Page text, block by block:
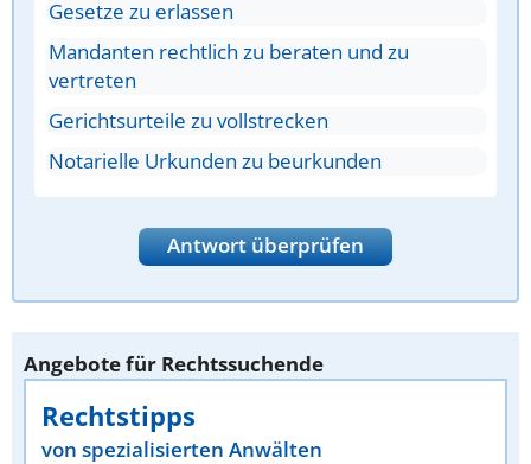
Gesetze zu erlassen
Mandanten rechtlich zu beraten und zu
vertreten
Gerichtsurteile zu vollstrecken
Notarielle Urkunden zu beurkunden
Antwort überprüfen
Angebote für Rechtssuchende
Rechtstipps
von spezialisierten Anwälten